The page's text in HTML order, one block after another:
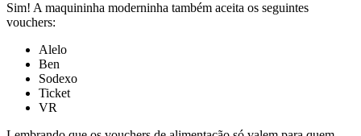
Sim! A maquininha moderninha também aceita os seguintes
vouchers:
Alelo
Ben
Sodexo
Ticket
VR